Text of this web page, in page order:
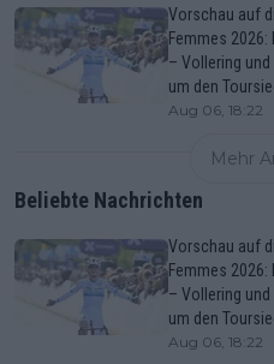
Vorschau auf
Femmes
– Vollering
um den
Aug 06, 18:22
Mehr
Beliebte Nachrichten
Vorschau auf
Femmes
– Vollering
um den
Aug 06, 18:22